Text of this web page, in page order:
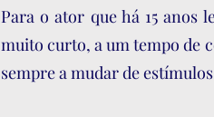
Para o ator que há 15 anos
muito curto, a um tempo de
sempre a mudar de